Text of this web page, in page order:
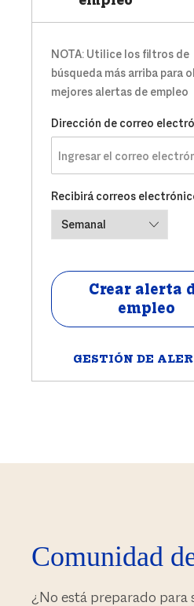
NOTA: Utilice los filtros de
búsqueda más arriba para
mejores alertas de empleo
Dirección de correo
Recibirá correos
Crear alerta
empleo
GESTIÓN DE
Comunidad
¿No está preparado para